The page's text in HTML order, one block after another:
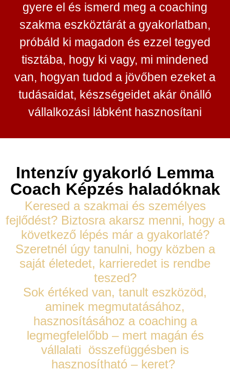
gyere el és ismerd meg a coaching
szakma eszköztárát a gyakorlatban,
próbáld ki magadon és ezzel tegyed
tisztába, hogy ki vagy, mi mindened
van, hogyan tudod a jövőben ezeket a
tudásaidat, készségeidet akár önálló
vállalkozási lábként hasznosítani
Intenzív gyakorló Lemma
Coach Képzés haladóknak
Keresed a szakmai és személyes
fejlődést? Biztosra akarsz menni, hogy a
következő lépés már a gyakorlaté?
Szeretnél úgy tanulni, hogy közben a
saját életedet, karrieredet is rendbe
teszed?
Sok értéked van, tanult eszközöd,
aminek megmutatásához,
hasznosításához a coaching a
legmegfelelőbb – mert magán és
vállalati összefüggésben is
hasznosítható – keret?